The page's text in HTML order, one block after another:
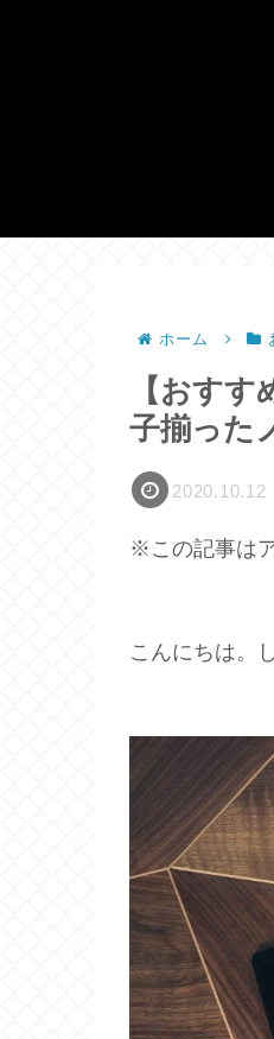
ホーム
【おす
子揃った
2020.10.12
※この記事は
こんにちは。